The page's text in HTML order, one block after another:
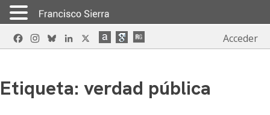
Skip
to
FacebookInstagram
BlueskyLinkedIn Acceder
Etiqueta: verdad pública